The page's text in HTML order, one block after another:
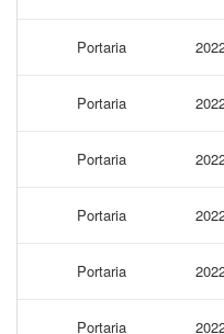
Portaria
Portaria
Portaria
Portaria
Portaria
Portaria